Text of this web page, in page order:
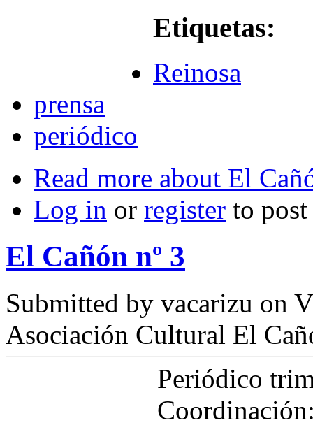
Etiquetas:
Reinosa
prensa
periódico
Read more about El
Log in or register to
El Cañón nº 3
Submitted by vacarizu on
Asociación Cultural El
Periódico